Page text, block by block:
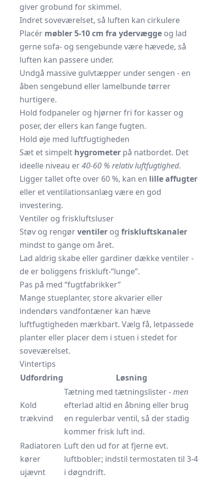
giver grobund for skimmel.
Indret soveværelset, så luften kan cirkulere
Placér møbler 5-10 cm fra ydervægge og lad
gerne sofa- og sengebundevære hævede, så
luften kan passere under.
Undgå massive gulvtæpper under sengen - en
åben sengebund eller lamelbunde tørrer
hurtigere.
Hold fodpaneler og hjørner fri for kasser og
poser, der ellers kan fange fugten.
Hold øje med luftfugtigheden
Sæt et simpelt hygrometer på natbordet. Det
ideelle niveau er40-60 % relativ luftfugtighed.
Ligger tallet ofte over 60 %, kan en lille affugter
eller et ventilationsanlæg være en god
investering.
Ventiler og friskluftsluser
Støv og rengørventiler og friskluftskanaler
mindst to gange om året.
Lad aldrig skabe eller gardiner dække ventiler -
de er bolig­gens friskluft-“lunge”.
Pas på med “fugt­fabrikker”
Mange stueplanter, store akvarier eller
indendørs vand­fontæner kan hæve
luftfugtigheden mærkbart. Vælg få, let­passede
planter eller placer dem i stuen i stedet for
soveværelset.
Vintertips
Udfordring
Løsning
Kold
trækvind
Tætning med tætningslister -men
efterlad altid en åbning eller brug
en regulerbar ventil, så der stadig
kommer frisk luft ind.
Radiatoren
kører
ujævnt
Luft den ud for at fjerne evt.
luftbobler; indstil termostaten til 3-4
i døgndrift.